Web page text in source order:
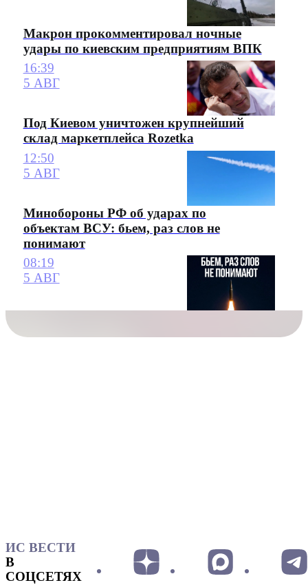
Макрон прокомментировал ночные
удары по киевским предприятиям ВПК
16:39
5 АВГ
Под Киевом уничтожен крупнейший
склад маркетплейса Rozetka
12:50
5 АВГ
Минобороны РФ об ударах по
объектам ВСУ: бьем, раз слов не
понимают
08:19
5 АВГ
ИС ВЕСТИ
В
СОЦСЕТЯХ